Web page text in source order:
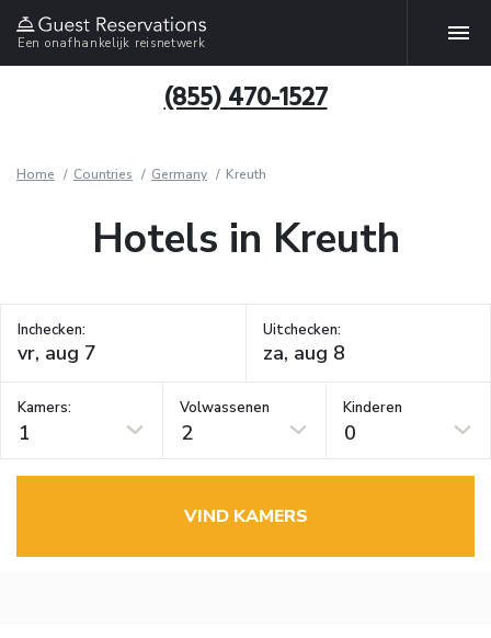
Een onafhankelijk reisnetwerk
(855) 470-1527
Home Countries Germany Kreuth
Hotels in Kreuth
Inchecken: Uitchecken:
Kamers:
1
Volwassenen
2
Kinderen
0
VIND KAMERS